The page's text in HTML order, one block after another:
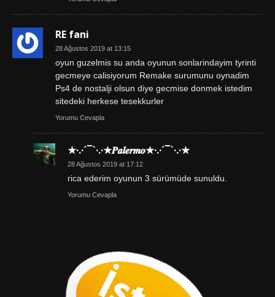
RE fani
28 Ağustos 2019 at 13:15
oyun guzelmis su anda oyunun sonlarindayim tyrinti
gecmeye calisiyorum Remake surumunu oynadim
Ps4 de nostalji olsun diye gecmise donmek istedim
sitedeki herkese tesekkurler
Yorumu Cevapla
★·.·´¯`·.·★𝑷𝒂𝒍𝒆𝒓𝒎𝒐★·.·´¯`·.·★
28 Ağustos 2019 at 17:12
rica ederim oyunun 3 sürümüde sunuldu.
Yorumu Cevapla